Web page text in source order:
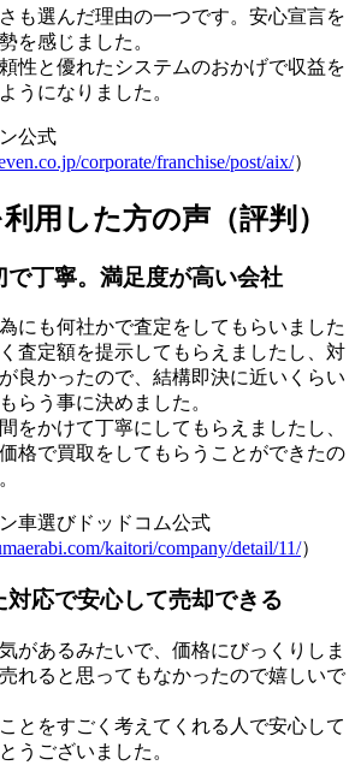
も選んだ理由の一つです。安心宣言を
を感じました。
性と優れたシステムのおかげで収益を
うになりました。
公式
corporate/franchise/post/aix/）
用した方の声（評判）
で丁寧。満足度が高い会社
にも何社かで査定をしてもらいました
査定額を提示してもらえましたし、対
良かったので、結構即決に近いくらい
らう事に決めました。
をかけて丁寧にしてもらえました し、
格で買取をしてもらうことができたの
車選びドッドコム公式
kaitori/company/detail/11/）
対応で安心して売却できる
があるみたいで、価格にびっくりしま
れると思ってもなかったので嬉しいで
とをすごく考えてくれる人 で安心して
うございました。